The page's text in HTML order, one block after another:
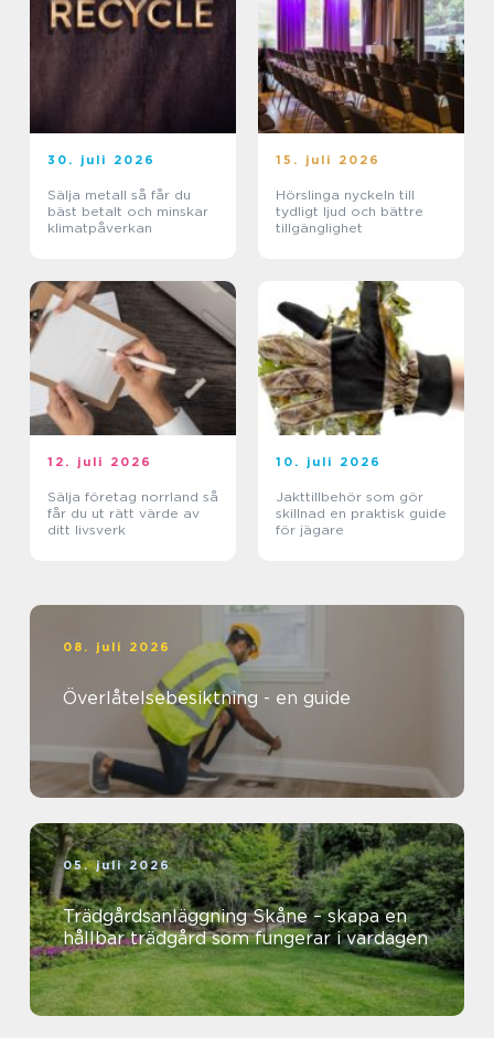
30. juli 2026
Sälja metall så får du
bäst betalt och minskar
klimatpåverkan
15. juli 2026
Hörslinga nyckeln till
tydligt ljud och bättre
tillgänglighet
12. juli 2026
Sälja företag norrland så
får du ut rätt värde av
ditt livsverk
10. juli 2026
Jakttillbehör som gör
skillnad en praktisk guide
för jägare
08. juli 2026
Överlåtelsebesiktning - en guide
05. juli 2026
Trädgårdsanläggning Skåne – skapa en
hållbar trädgård som fungerar i vardagen